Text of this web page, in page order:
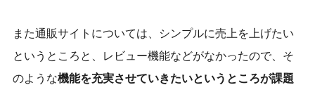
また通販サイトについては、シンプルに売上を上げたい
というところと、レビュー機能などがなかったので、そ
のような機能を充実させていきたいというところが課題